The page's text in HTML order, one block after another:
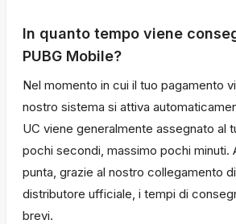
In quanto tempo viene
PUBG Mobile?
Nel momento in cui il tuo pagamento
nostro sistema si attiva
UC viene generalmente assegnato al
pochi secondi, massimo pochi minuti.
punta, grazie al nostro collegamento
distributore ufficiale, i tempi di
brevi.